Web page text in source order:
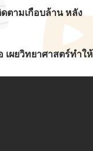
ตามเกือบล้าน หลัง
เผยวิทยาศาสตร์ทำให้